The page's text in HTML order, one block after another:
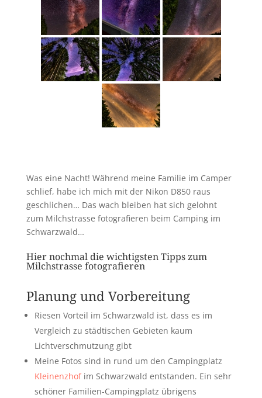
Was eine Nacht! Während meine Familie im Camper
schlief, habe ich mich mit der Nikon D850 raus
geschlichen… Das wach bleiben hat sich gelohnt
zum Milchstrasse fotografieren beim Camping im
Schwarzwald…
Hier nochmal die wichtigsten Tipps zum
Milchstrasse fotografieren
Planung und Vorbereitung
Riesen Vorteil im Schwarzwald ist, dass es im
Vergleich zu städtischen Gebieten kaum
Lichtverschmutzung gibt
Meine Fotos sind in rund um den Campingplatz
Kleinenzhofim Schwarzwald entstanden. Ein sehr
schöner Familien-Campingplatz übrigens